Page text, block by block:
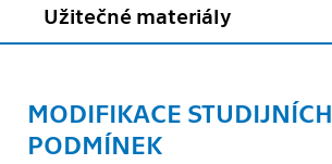
Užitečné materiály
MODIFIKACE STUDIJNÍCH
PODMÍNEK